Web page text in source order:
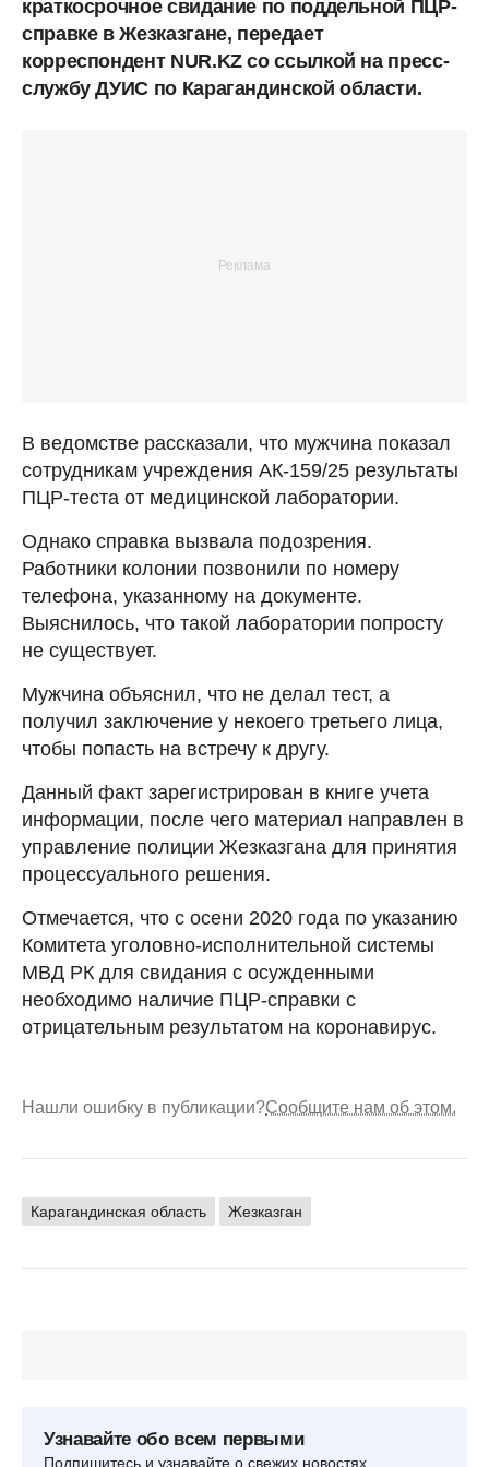
краткосрочное свидание по поддельной ПЦР-
справке в Жезказгане, передает
корреспондент NUR.KZ со ссылкой на пресс-
службу ДУИС по Карагандинской области.
В ведомстве рассказали, что мужчина показал
сотрудникам учреждения АК-159/25 результаты
ПЦР-теста от медицинской лаборатории.
Однако справка вызвала подозрения.
Работники колонии позвонили по номеру
телефона, указанному на документе.
Выяснилось, что такой лаборатории попросту
не существует.
Мужчина объяснил, что не делал тест, а
получил заключение у некоего третьего лица,
чтобы попасть на встречу к другу.
Данный факт зарегистрирован в книге учета
информации, после чего материал направлен в
управление полиции Жезказгана для принятия
процессуального решения.
Отмечается, что с осени 2020 года по указанию
Комитета уголовно-исполнительной системы
МВД РК для свидания с осужденными
необходимо наличие ПЦР-справки с
отрицательным результатом на коронавирус.
Нашли ошибку в публикации?Сообщите нам об этом.
Карагандинская область Жезказган
Узнавайте обо всем первыми
Подпишитесь и узнавайте о свежих новостях